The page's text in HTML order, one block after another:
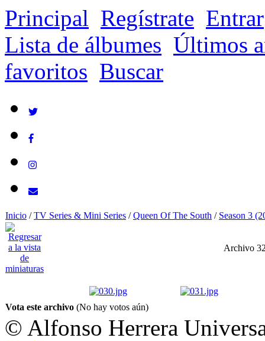
Principal Regístrate Entrar
Lista de álbumes Últimos
favoritos Buscar
Inicio /TV Series & Mini Series /Queen Of The South / Season 3
Archivo
Vota este archivo (No hay votos aún)
© Alfonso Herrera